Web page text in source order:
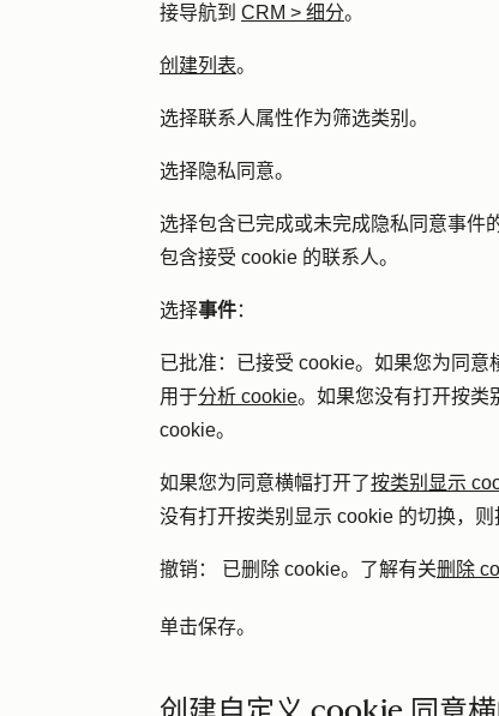
接导航到 CRM > 细分。
创建列表。
选择联系人属性作为筛选类别。
选择隐私同意。
选择包含已完成或未完成隐私同意事件
包含接受 cookie 的联系人。
选择事件：
已批准： 已接受 cookie。如果您为同意
用于分析 cookie。如果您没有打开按类
cookie。
如果您为同意横幅打开了按类别显示
没有打开按类别显示 cookie 的切换，则
撤销： 已删除 cookie。了解有关删除
单击保存。